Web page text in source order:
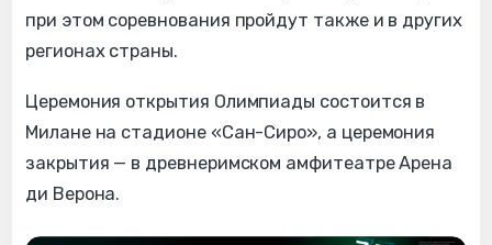
при этом соревнования пройдут также и в других
регионах страны.
Церемония открытия Олимпиады состоится в
Милане на стадионе «Сан-Сиро», а церемония
закрытия — в древнеримском амфитеатре Арена
ди Верона.